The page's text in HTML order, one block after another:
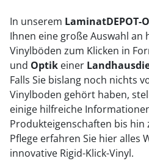
In unserem LaminatDEPOT-
Ihnen eine große Auswahl an
Vinylböden zum Klicken in
und Optik einer
Falls Sie bislang noch nichts
Vinylboden gehört haben,
einige hilfreiche
Produkteigenschaften bis hin
Pflege erfahren Sie hier alles
innovative Rigid-Klick-Vinyl.